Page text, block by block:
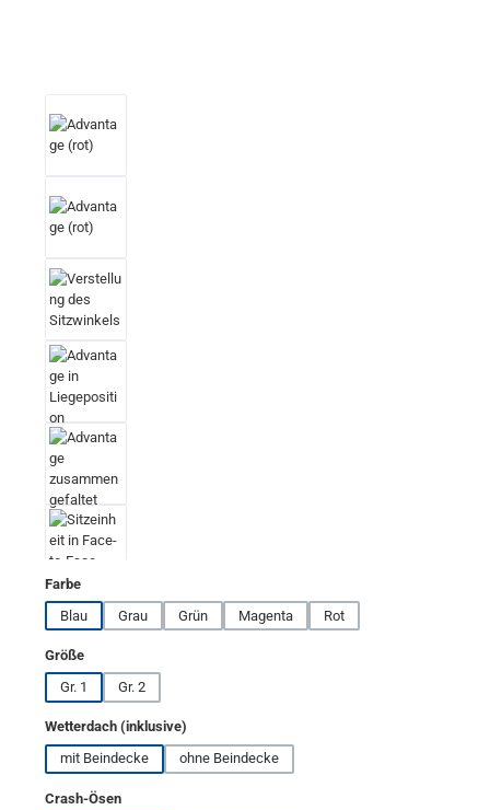
Farbeauswählen
Blau
Grau Grün Magenta Rot
Größeauswählen
Gr. 1
Gr. 2
Wetterdach (inklusive)
mit Beindecke
ohne Beindecke
Crash-Ösenauswählen